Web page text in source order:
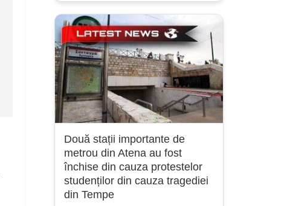
Două stații importante de
metrou din Atena au fost
închise din cauza protestelor
studenților din cauza tragediei
din Tempe